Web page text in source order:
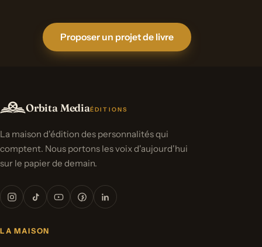
Proposer un projet de livre
Orbita MediaÉDITIONS
La maison d'édition des personnalités qui
comptent. Nous portons les voix d'aujourd'hui
sur le papier de demain.
LA MAISON